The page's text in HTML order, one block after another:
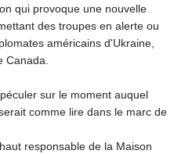
103255.774835
LKR 386.757893
LRD 208.125242
LSL 18.73251
LVL 0.699351
LYD 7.334236
MDL 20.051112
qui provoque une nouvelle
des troupes en alerte ou
américains d'Ukraine,
Canada.
sur le moment auquel
comme lire dans le marc de
responsable de la Maison